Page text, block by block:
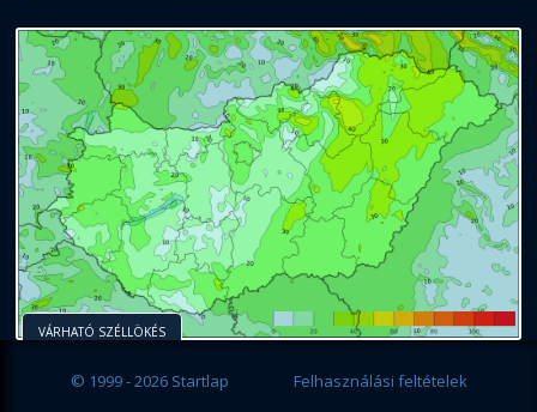
VÁRHATÓ SZÉLLÖKÉS
© 1999 - 2026 Startlap Felhasználási feltételek